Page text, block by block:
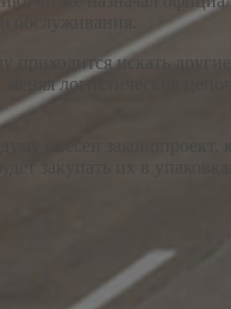
обслуживания.
искать
логистические
внесен законопроект,
закупать их в